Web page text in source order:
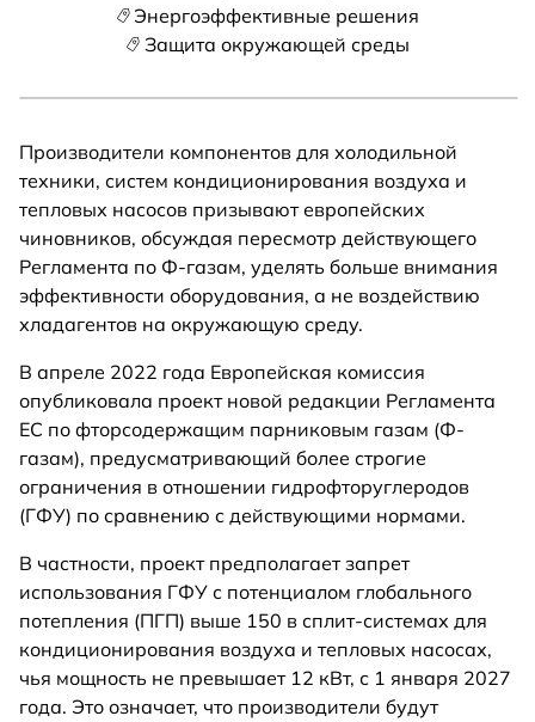
Энергоэффективные решения
Защита окружающей среды
Производители компонентов для холодильной
техники, систем кондиционирования воздуха и
тепловых насосов призывают европейских
чиновников, обсуждая пересмотр действующего
Регламента по Ф-газам, уделять больше внимания
эффективности оборудования, а не воздействию
хладагентов на окружающую среду.
В апреле 2022 года Европейская комиссия
опубликовала проект новой редакции Регламента
ЕС по фторсодержащим парниковым газам (Ф-
газам), предусматривающий более строгие
ограничения в отношении гидрофторуглеродов
(ГФУ) по сравнению с действующими нормами.
В частности, проект предполагает запрет
использования ГФУ с потенциалом глобального
потепления (ПГП) выше 150 в сплит-системах для
кондиционирования воздуха и тепловых насосах,
чья мощность не превышает 12 кВт, с 1 января 2027
года. Это означает, что производители будут